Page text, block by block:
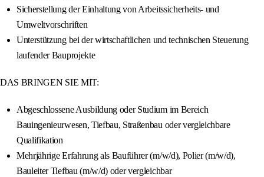
Sicherstellung der Einhaltung von Arbeitssicherheits- und
Umweltvorschriften
Unterstützung bei der wirtschaftlichen und technischen Steuerung
laufender Bauprojekte
DAS BRINGEN SIE MIT:
Abgeschlossene Ausbildung oder Studium im Bereich
Bauingenieurwesen, Tiefbau, Straßenbau oder vergleichbare
Qualifikation
Mehrjährige Erfahrung als Bauführer (m/w/d), Polier (m/w/d),
Bauleiter Tiefbau (m/w/d) oder vergleichbar